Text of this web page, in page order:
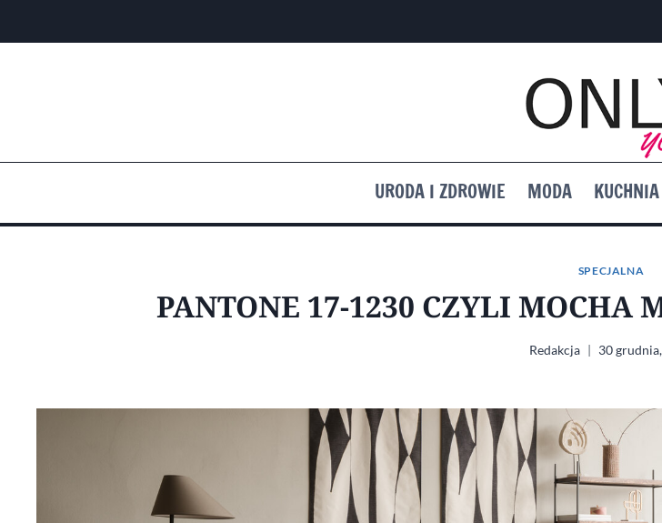
URODA I ZDROWIE MODA KUCHNIA
SPECJALNA
PANTONE 17-1230 CZYLI MOCHA
Redakcja 30